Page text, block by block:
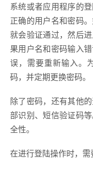
系统或者应用程序的
正确的用户名和密码
就会验证通过，然后
果用户名和密码输入
误，需要重新输入。
码，并定期更换密码。
除了密码，还有其他
部识别、短信验证码
全性。
在进行登陆操作时，需